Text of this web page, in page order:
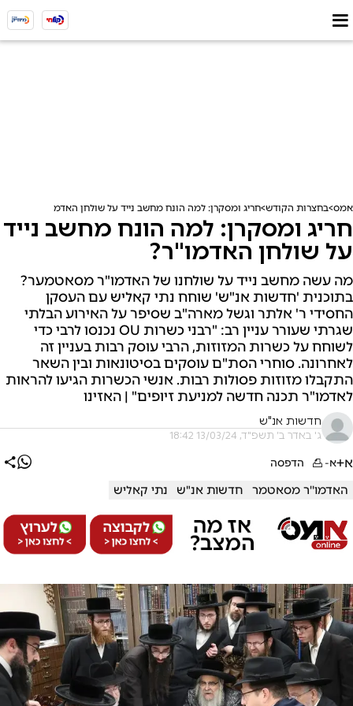
אמס בחצרות הקודש חריג ומסקרן: למה הונח מחשב נייד על שולחן האדמו"ר?
חריג ומסקרן: למה הונח מחשב נייד
על שולחן האדמו"ר?
מה עשה מחשב נייד על שולחנו של האדמו"ר מסאטמער?
בתוכנית 'חדשות אנ"ש' שוחח נתי קאליש עם העסקן
החסידי ר' אלתר וגשל מארה"ב שסיפר על האירוע הבלתי
שגרתי שעורר עניין רב: "רבני כשרות OU נכנסו לרבי כדי
לשוחח על כשרות המזוזות, הרבי עוסק רבות בעניין זה
לאחרונה. סוחרי הסת"ם עוסקים בסיטונאות ובין השאר
התקבלו מזוזות פסולות רבות. אנשי הכשרות הגיעו להראות
לאדמו"ר תכנה חדשה למניעת זיופים" | האזינו
חדשות אנ"ש
ג' באדר ב׳ תשפ"ד, 13/03/24 18:42
א+א- הדפסה
האדמו''ר מסאטמר חדשות אנ"ש נתי קאליש